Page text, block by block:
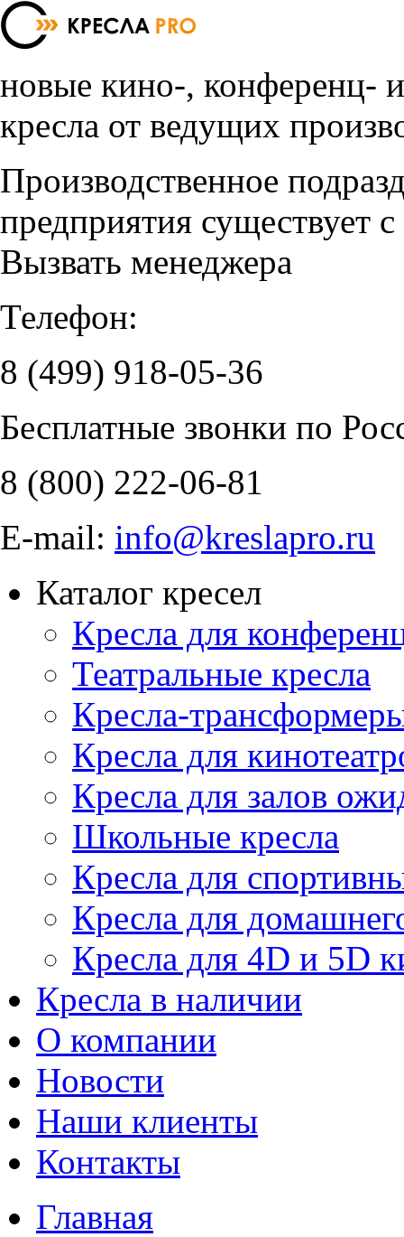
новые кино-, конференц-
кресла от ведущих
Производственное
предприятия существует
Вызвать менеджера
Телефон:
8 (499) 918-05-36
Бесплатные звонки по
8 (800) 222-06-81
E-mail: info@kreslapro.ru
Каталог кресел
Кресла для
Театральные кресла
Кресла-
Кресла для
Кресла для залов
Школьные кресла
Кресла для
Кресла для
Кресла для 4D и 5D
Кресла в наличии
О компании
Новости
Наши клиенты
Контакты
Главная